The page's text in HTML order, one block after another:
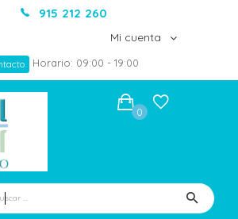
915 212 260
Mi cuenta
Horario: 09:00 - 19:00
0